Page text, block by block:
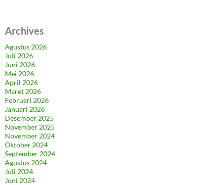
Archives
Agustus 2026
Juli 2026
Juni 2026
Mei 2026
April 2026
Maret 2026
Februari 2026
Januari 2026
Desember 2025
November 2025
November 2024
Oktober 2024
September 2024
Agustus 2024
Juli 2024
Juni 2024